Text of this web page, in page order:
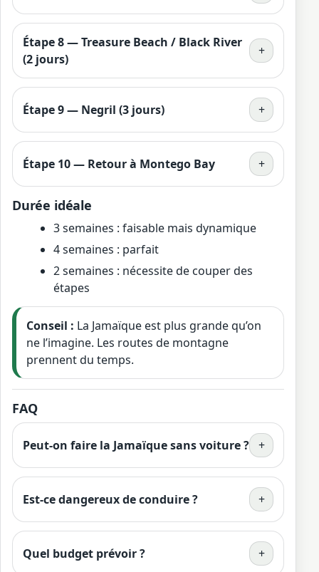
Étape 8 — Treasure Beach / Black River
(2 jours)
+
Étape 9 — Negril (3 jours) +
Étape 10 — Retour à Montego Bay +
Durée idéale
3 semaines : faisable mais dynamique
4 semaines : parfait
2 semaines : nécessite de couper des
étapes
Conseil : La Jamaïque est plus grande qu’on
ne l’imagine. Les routes de montagne
prennent du temps.
FAQ
Peut-on faire la Jamaïque sans voiture ? +
Est-ce dangereux de conduire ? +
Quel budget prévoir ? +